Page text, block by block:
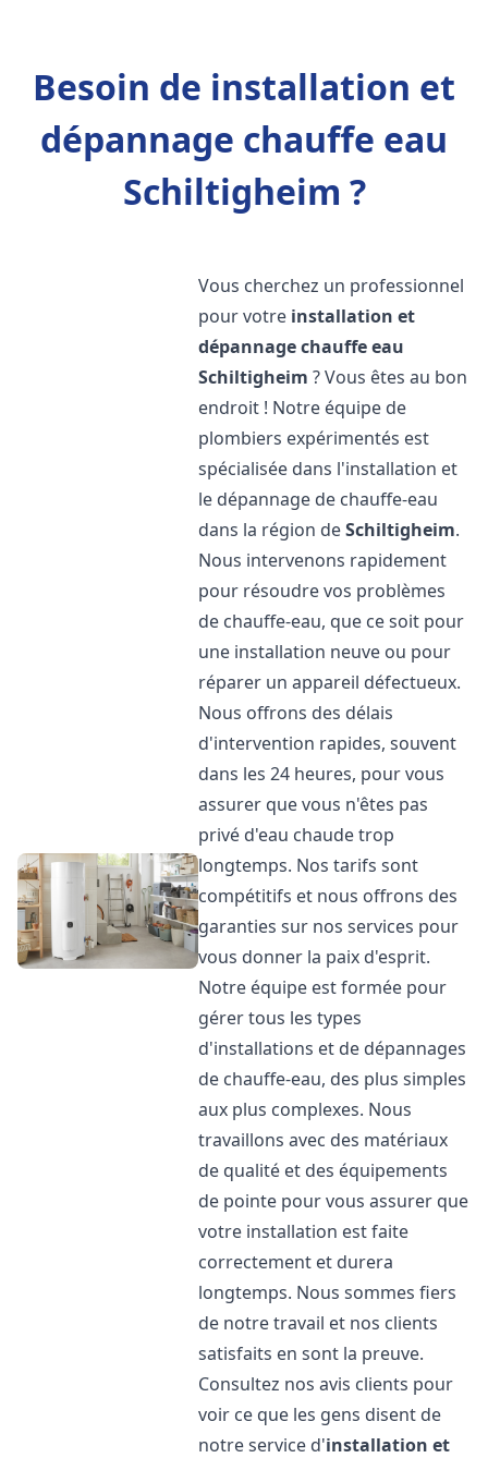
Besoin de installation et
dépannage chauffe eau
Schiltigheim ?
Vous cherchez un professionnel
pour votre installation et
dépannage chauffe eau
Schiltigheim ? Vous êtes au bon
endroit ! Notre équipe de
plombiers expérimentés est
spécialisée dans l'installation et
le dépannage de chauffe-eau
dans la région deSchiltigheim.
Nous intervenons rapidement
pour résoudre vos problèmes
de chauffe-eau, que ce soit pour
une installation neuve ou pour
réparer un appareil défectueux.
Nous offrons des délais
d'intervention rapides, souvent
dans les 24 heures, pour vous
assurer que vous n'êtes pas
privé d'eau chaude trop
longtemps. Nos tarifs sont
compétitifs et nous offrons des
garanties sur nos services pour
vous donner la paix d'esprit.
Notre équipe est formée pour
gérer tous les types
d'installations et de dépannages
de chauffe-eau, des plus simples
aux plus complexes. Nous
travaillons avec des matériaux
de qualité et des équipements
de pointe pour vous assurer que
votre installation est faite
correctement et durera
longtemps. Nous sommes fiers
de notre travail et nos clients
satisfaits en sont la preuve.
Consultez nos avis clients pour
voir ce que les gens disent de
notre service d'installation et